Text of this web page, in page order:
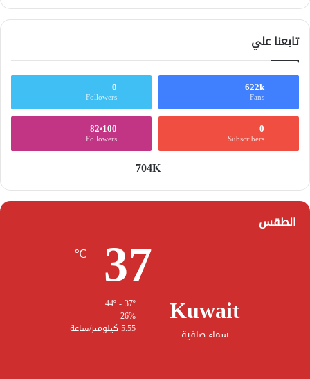
تابعنا علي
622k
Fans
0
Followers
0
Subscribers
82٬100
Followers
704K
الطقس
Kuwait
سماء صافية
37
℃
26%
5.55 كيلومتر/ساعة